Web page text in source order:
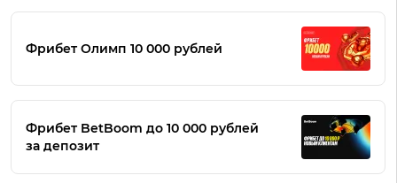
Фрибет Олимп 10 000 рублей
Фрибет BetBoom до 10 000 рублей
за депозит